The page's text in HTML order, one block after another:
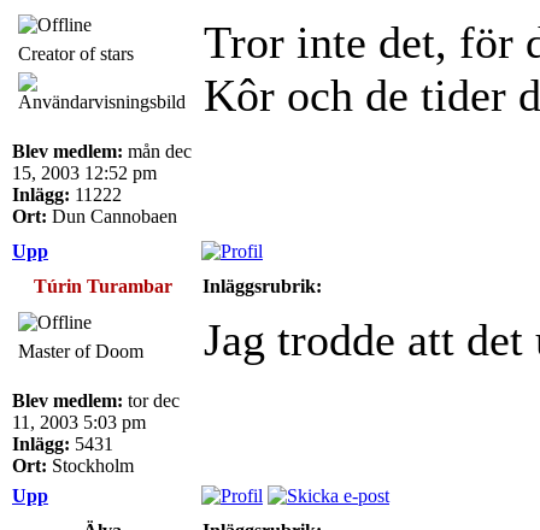
Creator of stars
Blev medlem: mån dec
15, 2003 12:52 pm
Inlägg: 11222
Ort: Dun Cannobaen
Tror inte det, för
Kôr och de tider
Upp
Túrin Turambar
Inläggsrubrik:
Master of Doom
Blev medlem: tor dec
11, 2003 5:03 pm
Inlägg: 5431
Ort: Stockholm
Jag trodde att det
Upp